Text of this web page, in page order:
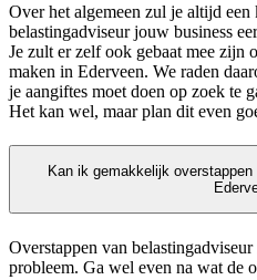
Over het algemeen zul je altijd
belastingadviseur jouw business
Je zult er zelf ook gebaat mee zijn
maken in Ederveen. We raden
je aangiftes moet doen op zoek te
Het kan wel, maar plan dit even
Kan ik gemakkelijk
Overstappen van
probleem. Ga wel even na wat de